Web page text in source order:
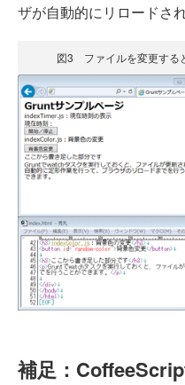
ザが自動的にリロードされ
図3 ファイルを変更する
補足：